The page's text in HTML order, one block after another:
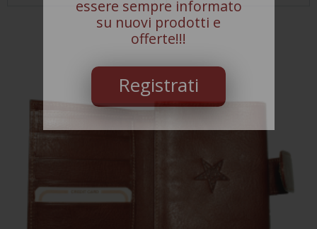
essere sempre informato
su nuovi prodotti e
offerte!!!
Registrati